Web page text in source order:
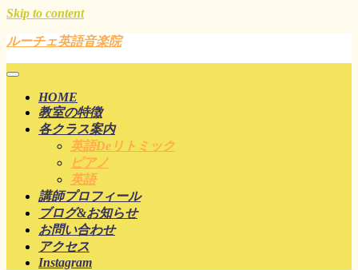
Skip to content
ルーチェ英語音楽院
HOME
教室の特徴
各クラス案内
英語deリトミック
ピアノ
英語
講師プロフィール
ブログ&お知らせ
お問い合わせ
アクセス
Instagram